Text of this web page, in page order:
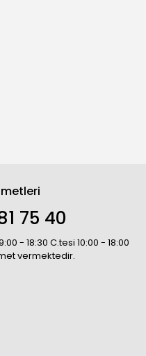
75 40
- 18:30 C.tesi 10:00 - 18:00
vermektedir.